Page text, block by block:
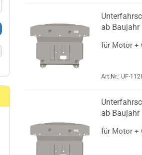
ab Baujahr
für Motor +
Art.Nr.: UF-
ab Baujahr
für Motor +